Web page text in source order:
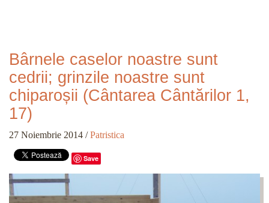
Bârnele caselor noastre sunt
cedrii; grinzile noastre sunt
chiparoșii (Cântarea Cântărilor 1,
17)
27 Noiembrie 2014 /Patristica
Save